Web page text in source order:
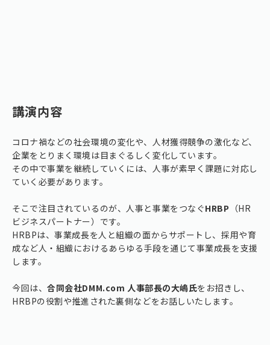
講演内容
コロナ禍などの社会環境の変化や、人材獲得競争の激化など、
企業をとりまく環境は目まぐるしく変化しています。
その中で事業を継続していくには、人事が素早く課題に対応し
ていく必要があります。
そこで注目されているのが、人事と事業をつなぐHRBP （HR
ビジネスパートナー）です。
HRBPは、事業成長を人と組織の面からサポートし、採用や育
成など人・組織におけるあらゆる手段を通じて事業成長を支援
します。
今回は、合同会社DMM.com 人事部長の大嶋氏をお招きし、
HRBPの役割や推進された裏側などをお話しいたします。